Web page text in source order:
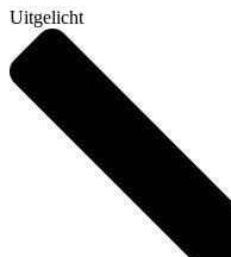
Uitgelicht